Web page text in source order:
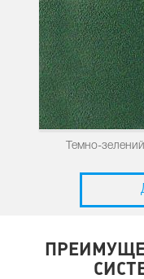
Темно-зелений